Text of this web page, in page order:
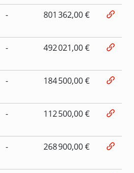
- 801 362,00 €
- 492 021,00 €
- 184 500,00 €
- 112 500,00 €
- 268 900,00 €